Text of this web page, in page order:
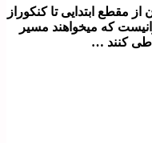
مقطع ابتدایی تا کنکوراز
که میخواهند مسیر
طی کنند …